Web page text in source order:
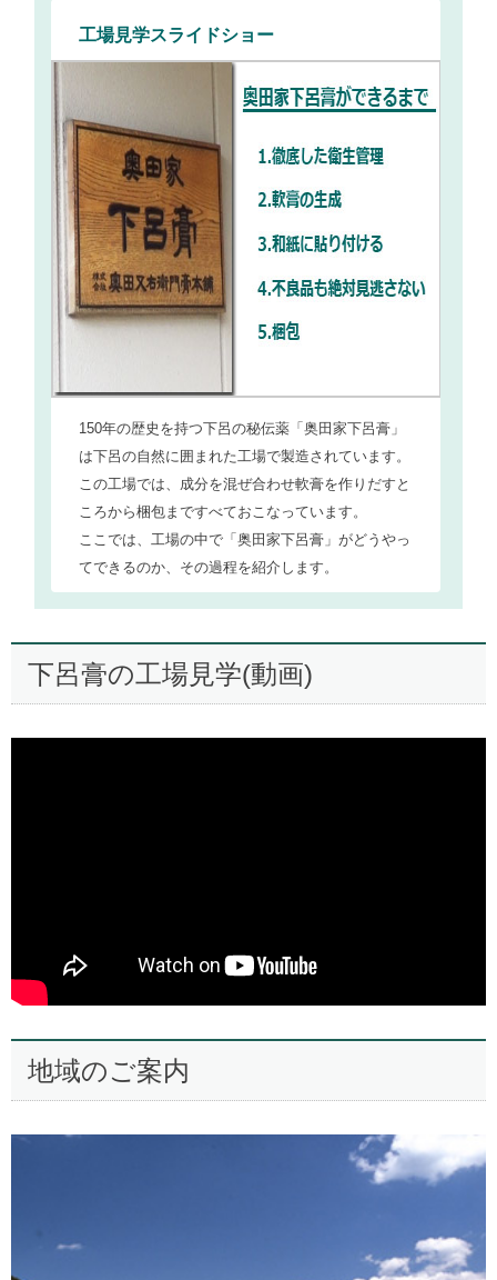
工場見学スライドショー
150年の歴史を持つ下呂の秘伝薬「奥田家下呂膏」
は下呂の自然に囲まれた工場で製造されています。
この工場では、成分を混ぜ合わせ軟膏を作りだすと
ころから梱包まですべておこなっています。
ここでは、工場の中で「奥田家下呂膏」がどうやっ
てできるのか、その過程を紹介します。
下呂膏の工場見学(動画)
地域のご案内